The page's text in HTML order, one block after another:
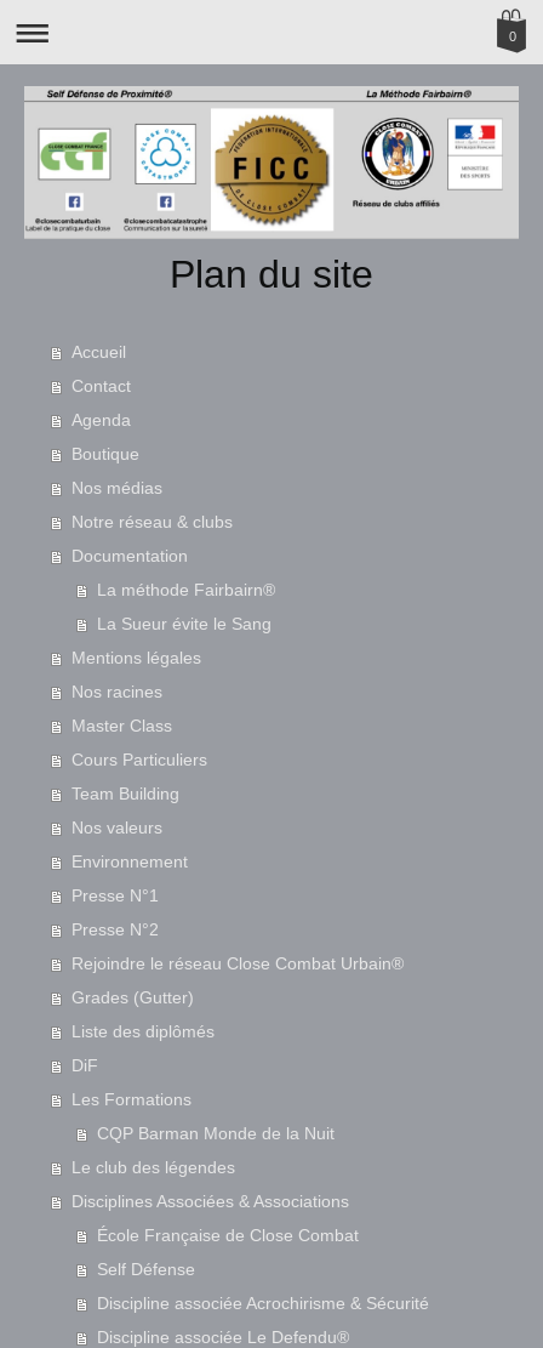
0
Plan du site
Accueil
Contact
Agenda
Boutique
Nos médias
Notre réseau & clubs
Documentation
La méthode Fairbairn®
La Sueur évite le Sang
Mentions légales
Nos racines
Master Class
Cours Particuliers
Team Building
Nos valeurs
Environnement
Presse N°1
Presse N°2
Rejoindre le réseau Close Combat Urbain®
Grades (Gutter)
Liste des diplômés
DiF
Les Formations
CQP Barman Monde de la Nuit
Le club des légendes
Disciplines Associées & Associations
École Française de Close Combat
Self Défense
Discipline associée Acrochirisme & Sécurité
Discipline associée Le Defendu®